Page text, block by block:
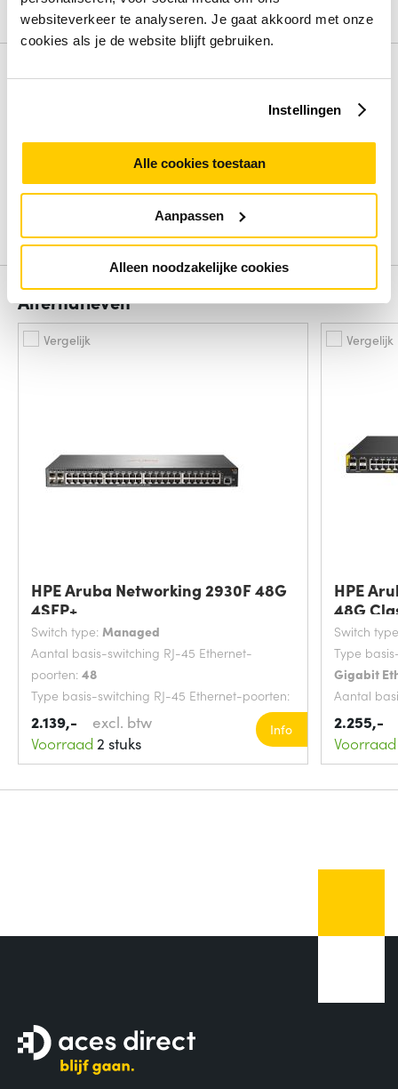
websiteverkeer te analyseren. Je gaat akkoord met onze
cookies als je de website blijft gebruiken.
Instellingen
Alle cookies toestaan
Aanpassen
Alleen noodzakelijke cookies
Bekijk alle specificaties
Review
Deel je ervaring met het product door het schrijven van een
review.
Alternatieven
Vergelijk
HPE Aruba Networking 2930F 48G
4SFP+
Switch type: Managed
Aantal basis-switching RJ-45 Ethernet-
poorten: 48
Type basis-switching RJ-45 Ethernet-poorten:
Gigabit Ethernet (10/100/1000)
MAC-adrestabel:32768 entries
2.139,-
excl. btw
Voorraad 2 stuks
Info
Vergelijk
HPE
48G
Switch
Type
Gigabit
Aantal
poorten:
MAC-
2.255,-
Voorraad